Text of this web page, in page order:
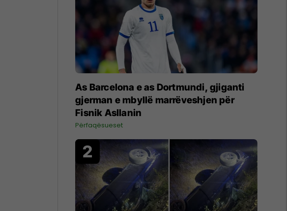
As Barcelona e as Dortmundi, gjiganti
gjerman e mbyllë marrëveshjen për
Fisnik Asllanin
Përfaqësueset